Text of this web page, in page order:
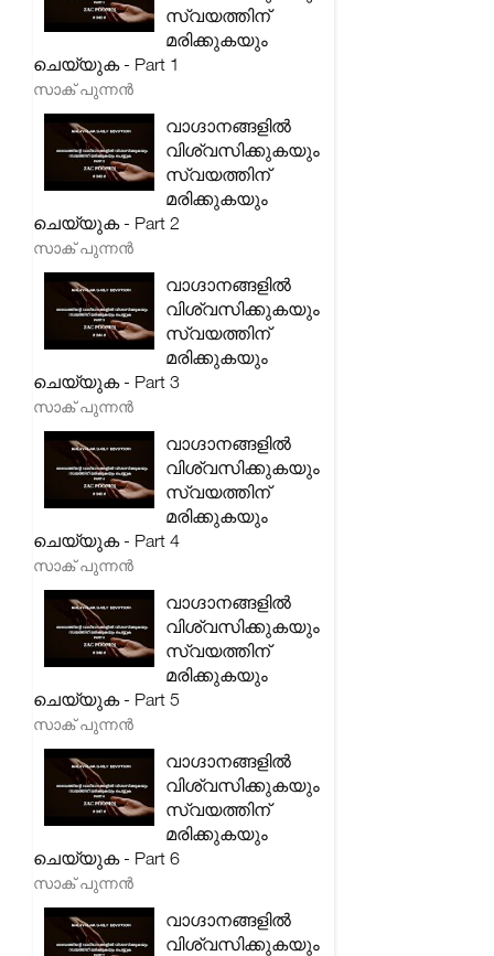
സ്വയത്തിന്
മരിക്കുകയും
ചെയ്യുക - Part 1
സാക് പുന്നൻ
വാഗ്ദാനങ്ങളിൽ
വിശ്വസിക്കുകയും
സ്വയത്തിന്
മരിക്കുകയും
ചെയ്യുക - Part 2
സാക് പുന്നൻ
വാഗ്ദാനങ്ങളിൽ
വിശ്വസിക്കുകയും
സ്വയത്തിന്
മരിക്കുകയും
ചെയ്യുക - Part 3
സാക് പുന്നൻ
വാഗ്ദാനങ്ങളിൽ
വിശ്വസിക്കുകയും
സ്വയത്തിന്
മരിക്കുകയും
ചെയ്യുക - Part 4
സാക് പുന്നൻ
വാഗ്ദാനങ്ങളിൽ
വിശ്വസിക്കുകയും
സ്വയത്തിന്
മരിക്കുകയും
ചെയ്യുക - Part 5
സാക് പുന്നൻ
വാഗ്ദാനങ്ങളിൽ
വിശ്വസിക്കുകയും
സ്വയത്തിന്
മരിക്കുകയും
ചെയ്യുക - Part 6
സാക് പുന്നൻ
വാഗ്ദാനങ്ങളിൽ
വിശ്വസിക്കുകയും